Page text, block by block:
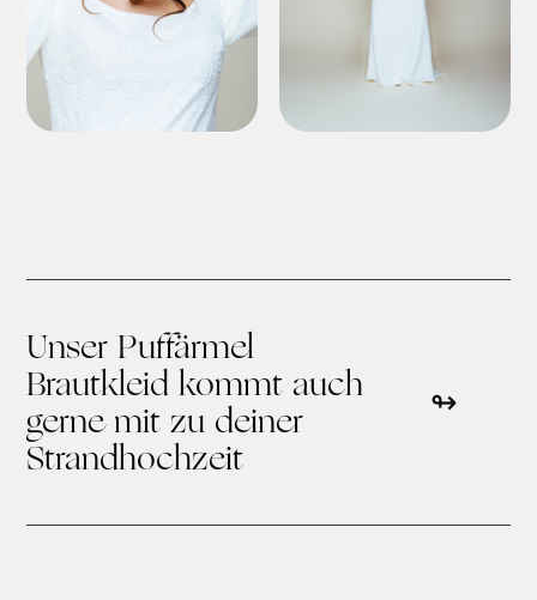
Unser Puffärmel
Brautkleid kommt auch
gerne mit zu deiner
Strandhochzeit